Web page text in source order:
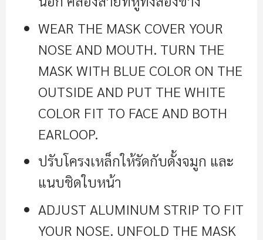
WEAR THE MASK COVER YOUR
NOSE AND MOUTH. TURN THE
MASK WITH BLUE COLOR ON THE
OUTSIDE AND PUT THE WHITE
COLOR FIT TO FACE AND BOTH
EARLOOP.
ปรับโครงเหล็กให้รัดกับดั้งจมูก และ
แนบชิดใบหน้า
ADJUST ALUMINUM STRIP TO FIT
YOUR NOSE. UNFOLD THE MASK